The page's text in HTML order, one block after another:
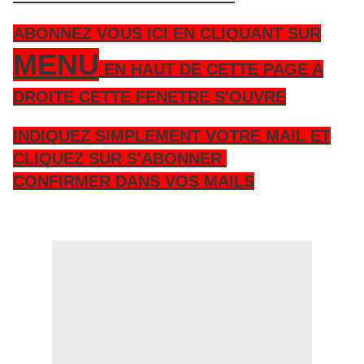
ABONNEZ VOUS ICI EN CLIQUANT SUR
MENU EN HAUT DE CETTE PAGE A
DROITE CETTE FENETRE S'OUVRE
INDIQUEZ SIMPLEMENT VOTRE MAIL ET
CLIQUEZ SUR S'ABONNER
CONFIRMER DANS VOS MAILS